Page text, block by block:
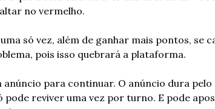
no vermelho.
só vez, além de ganhar mais pontos, se
pois isso quebrará a plataforma.
para continuar. O anúncio dura pelo
pode reviver uma vez por turno. E pode